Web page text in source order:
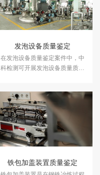
发泡设备质量鉴定
在发泡设备质量鉴定案件中，中
科检测可开展发泡设备质量质量
铁包加盖装置质量鉴定